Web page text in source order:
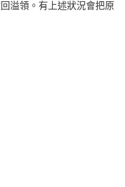
溢領。有上述狀況會把原